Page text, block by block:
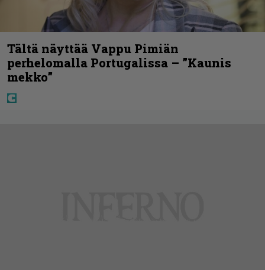
Tältä näyttää Vappu Pimiän
perhelomalla Portugalissa – ”Kaunis
mekko”